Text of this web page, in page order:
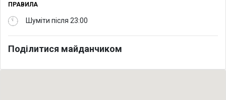
ПРАВИЛА
Шуміти після 23:00
Поділитися майданчиком